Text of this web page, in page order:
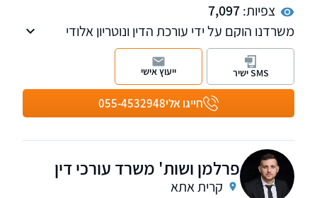
צפיות:7,097
משרדנו הוקם על ידי עורכת הדין ונוטריון אלודי
קלימי-גורן בשנת 2019 לאחר שצברה ניסיון של
שנים באחד מהמשרדים המובילים בתחום
המקרקעין.
משרדנו עוסק גם בנושא אזרחות צרפתית.
חייגו אלי055-4532948
SMS ישיר ייעוץ אישי
פרלמן ושות' משרד עורכי דין
קרית אתא